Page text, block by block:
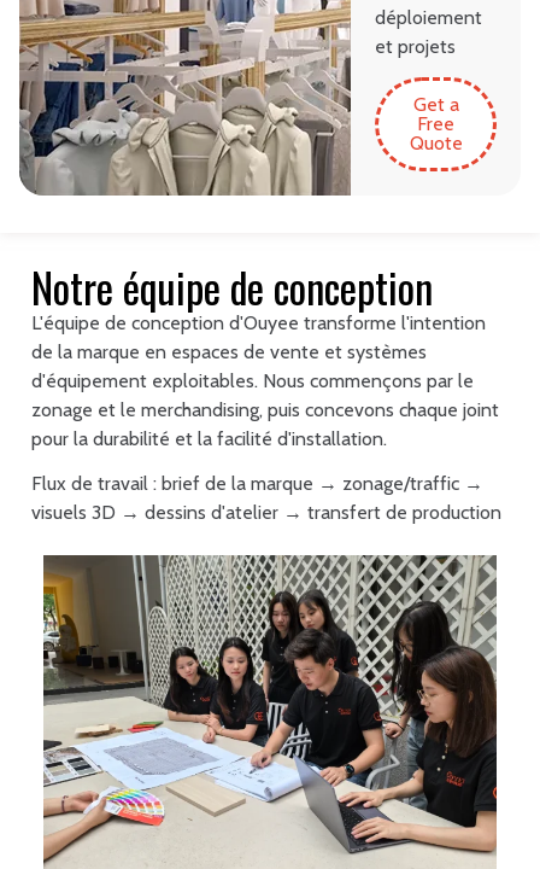
déploiement
et projets
Get a
Free
Quote
Notre équipe de conception
L'équipe de conception d'Ouyee transforme l'intention
de la marque en espaces de vente et systèmes
d'équipement exploitables. Nous commençons par le
zonage et le merchandising, puis concevons chaque joint
pour la durabilité et la facilité d'installation.
Flux de travail : brief de la marque → zonage/traffic →
visuels 3D → dessins d'atelier → transfert de production